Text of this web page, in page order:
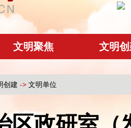
文明聚焦 文明
创建 -> 文明单位